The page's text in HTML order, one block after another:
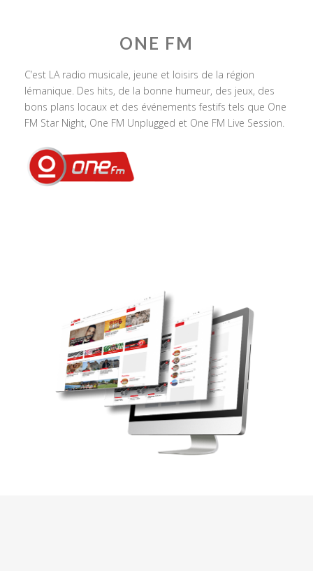
ONE FM
C’est LA radio musicale, jeune et loisirs de la région
lémanique. Des hits, de la bonne humeur, des jeux, des
bons plans locaux et des événements festifs tels que One
FM Star Night, One FM Unplugged et One FM Live Session.